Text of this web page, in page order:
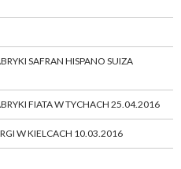
SAFRAN HISPANO SUIZA
FIATA W TYCHACH 25.04.2016
W KIELCACH 10.03.2016